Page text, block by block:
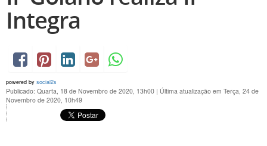
Integra
powered by social2s
Publicado: Quarta, 18 de Novembro de 2020, 13h00 | Última atualização em Terça, 24 de
Novembro de 2020, 10h49